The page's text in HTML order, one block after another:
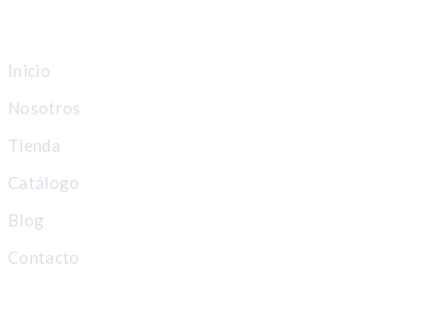
Inicio
Nosotros
Tienda
Catálogo
Blog
Contacto